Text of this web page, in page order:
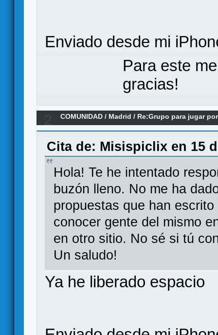
Enviado desde mi
Para este
gracias!
COMUNIDAD / Madrid / Re:Grupo para jugar
Cita de: Misispiclix en 15
Hola! Te he intentado
buzón lleno. No me ha
propuestas que han
conocer gente del mismo
en otro sitio. No sé si tú
Un saludo!
Ya he liberado espacio